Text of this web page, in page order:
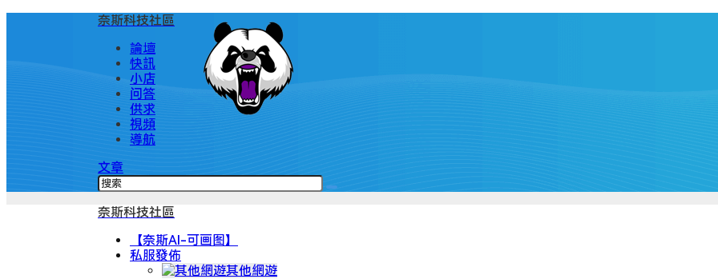
奈斯科技社區
論壇
快訊
小店
问答
供求
視頻
導航
文章
奈斯科技社區
【奈斯AI-可画图】
私服發佈
其他網遊